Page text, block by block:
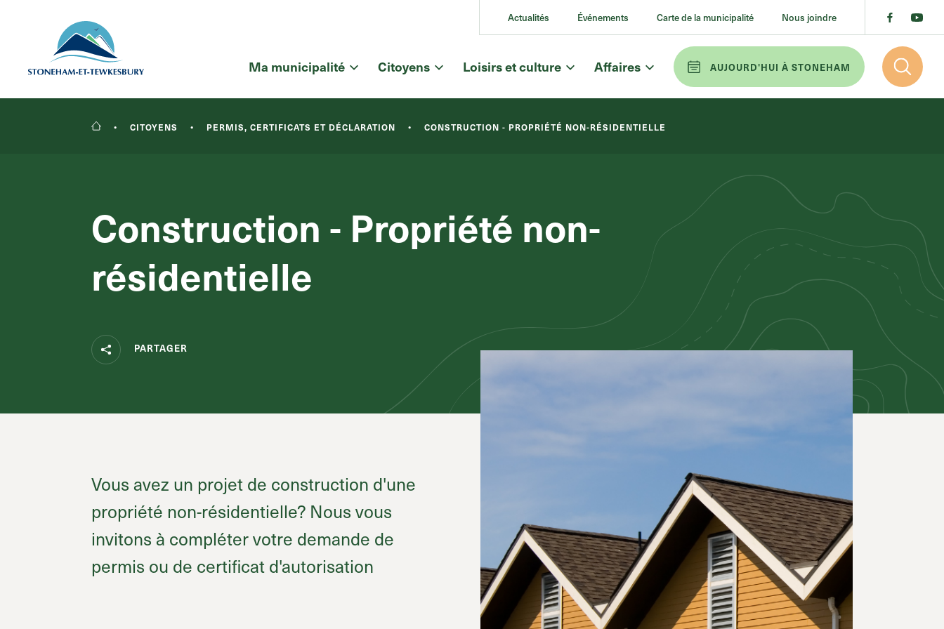
Actualités Événements Carte de la municipalité Nous joindre
Ma municipalité Citoyens Loisirs et culture Affaires AUJOURD'HUI À STONEHAM
• CITOYENS • PERMIS, CERTIFICATS ET DÉCLARATION • CONSTRUCTION - PROPRIÉTÉ NON-RÉSIDENTIELLE
Construction - Propriété non-
résidentielle
PARTAGER
Vous avez un projet de construction d'une
propriété non-résidentielle? Nous vous
invitons à compléter votre demande de
permis ou de certificat d'autorisation